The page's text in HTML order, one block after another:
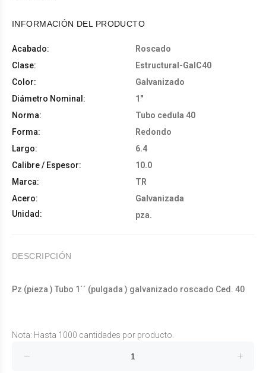
INFORMACIÓN DEL PRODUCTO
Acabado:
Roscado
Clase:
Estructural-GalC40
Color:
Galvanizado
Diámetro Nominal:
1"
Norma:
Tubo cedula 40
Forma:
Redondo
Largo:
6.4
Calibre / Espesor:
10.0
Marca:
TR
Acero:
Galvanizada
Unidad:
pza.
DESCRIPCIÓN
Pz (pieza ) Tubo 1´´ (pulgada ) galvanizado roscado Ced. 40
Nota: Hasta 1000 cantidades por producto.